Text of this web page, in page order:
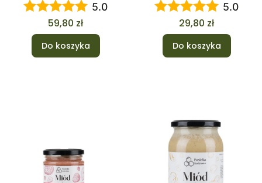
5.0
Cena
59,80 zł
Do koszyka
5.0
Cena
29,80 zł
Do koszyka